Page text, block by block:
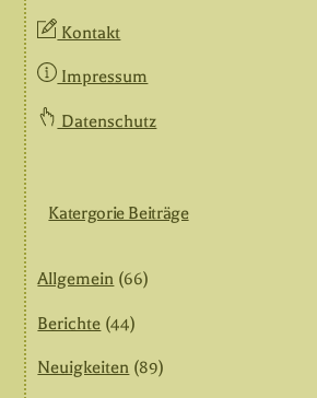
Kontakt
Impressum
Datenschutz
Katergorie Beiträge
Allgemein (66)
Berichte (44)
Neuigkeiten (89)